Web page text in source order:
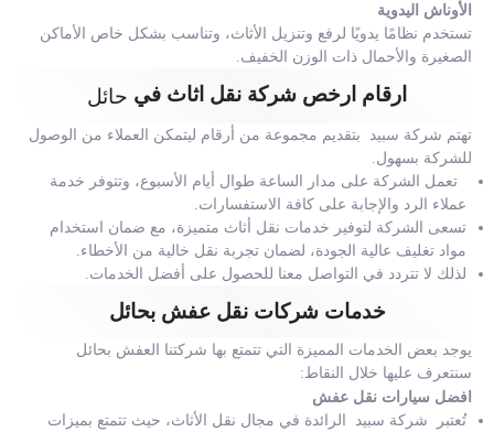
الأوناش اليدوية
تستخدم نظامًا يدويًا لرفع وتنزيل الأثاث، وتناسب بشكل خاص الأماكن
الصغيرة والأحمال ذات الوزن الخفيف.
ارقام ارخص شركة نقل اثاث في حائل
تهتم شركة سبيد بتقديم مجموعة من أرقام ليتمكن العملاء من الوصول
للشركة بسهول.
تعمل الشركة على مدار الساعة طوال أيام الأسبوع، وتتوفر خدمة
عملاء الرد والإجابة على كافة الاستفسارات.
تسعى الشركة لتوفير خدمات نقل أثاث متميزة، مع ضمان استخدام
مواد تغليف عالية الجودة، لضمان تجربة نقل خالية من الأخطاء.
لذلك لا تتردد في التواصل معنا للحصول على أفضل الخدمات.
خدمات شركات نقل عفش بحائل
يوجد بعض الخدمات المميزة التي تتمتع بها شركتنا العفش بحائل
سنتعرف عليها خلال النقاط:
افضل سيارات نقل عفش
تُعتبر شركة سبيد الرائدة في مجال نقل الأثاث، حيث تتمتع بميزات